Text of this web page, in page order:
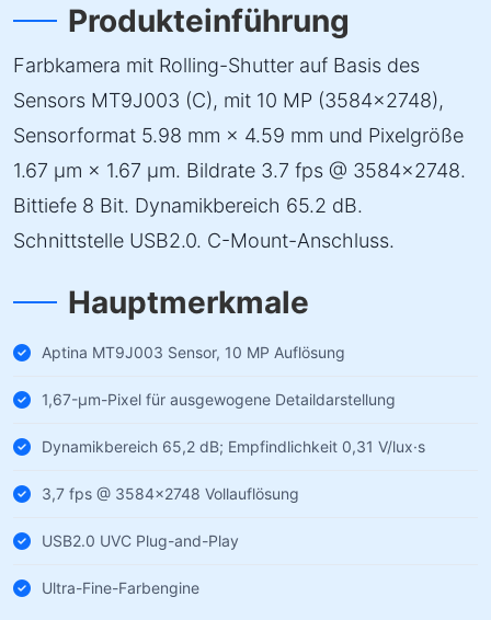
Produkteinführung
Farbkamera mit Rolling-Shutter auf Basis des
Sensors MT9J003 (C), mit 10 MP (3584×2748),
Sensorformat 5.98 mm × 4.59 mm und Pixelgröße
1.67 µm × 1.67 µm. Bildrate 3.7 fps @ 3584×2748.
Bittiefe 8 Bit. Dynamikbereich 65.2 dB.
Schnittstelle USB2.0. C-Mount-Anschluss.
Hauptmerkmale
Aptina MT9J003 Sensor, 10 MP Auflösung
1,67-µm-Pixel für ausgewogene Detaildarstellung
Dynamikbereich 65,2 dB; Empfindlichkeit 0,31 V/lux·s
3,7 fps @ 3584×2748 Vollauflösung
USB2.0 UVC Plug-and-Play
Ultra-Fine-Farbengine